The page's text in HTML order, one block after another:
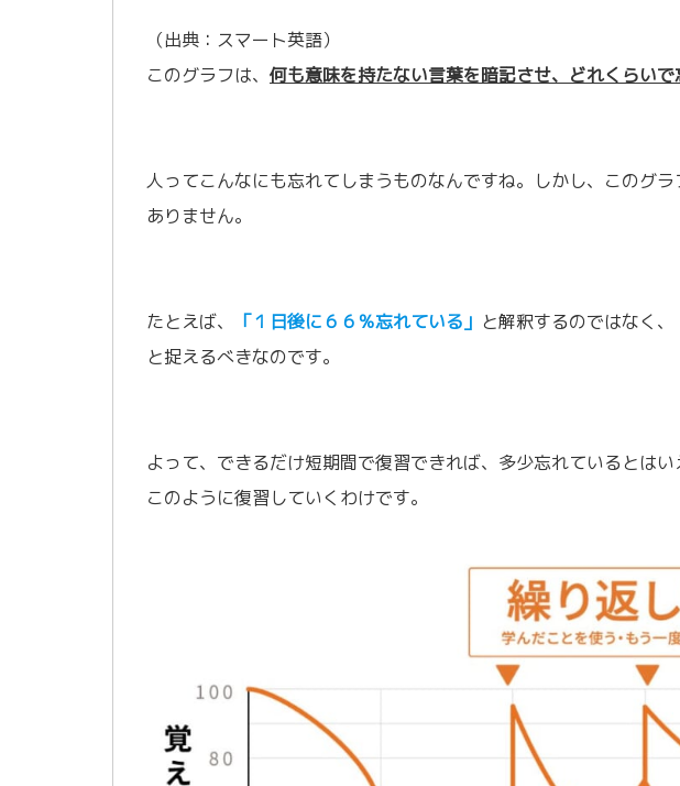
（出典：スマート英語）
このグラフは、 何も意味を持たない言葉を暗記させ、どれくらい
人ってこんなにも忘れてしまうものなんですね。しかし、このグ
ありません。
たとえば、 「１日後に６６％忘れている」 と解釈するのではなく、
と捉えるべきなのです。
よって、できるだけ短期間で復習できれば、多少忘れているとは
このように復習していくわけです。